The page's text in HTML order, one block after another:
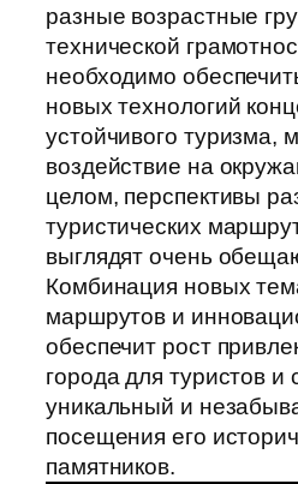
разные возрастные
технической
необходимо
новых технологий
устойчивого туризма,
воздействие на
целом, перспективы
туристических
выглядят очень
Комбинация новых
маршрутов и
обеспечит рост
города для туристов и
уникальный и
посещения его
памятников.